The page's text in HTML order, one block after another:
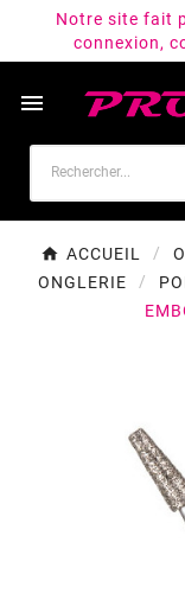
Notre site fait
connexion,

ACCUEIL
ONGLERIE